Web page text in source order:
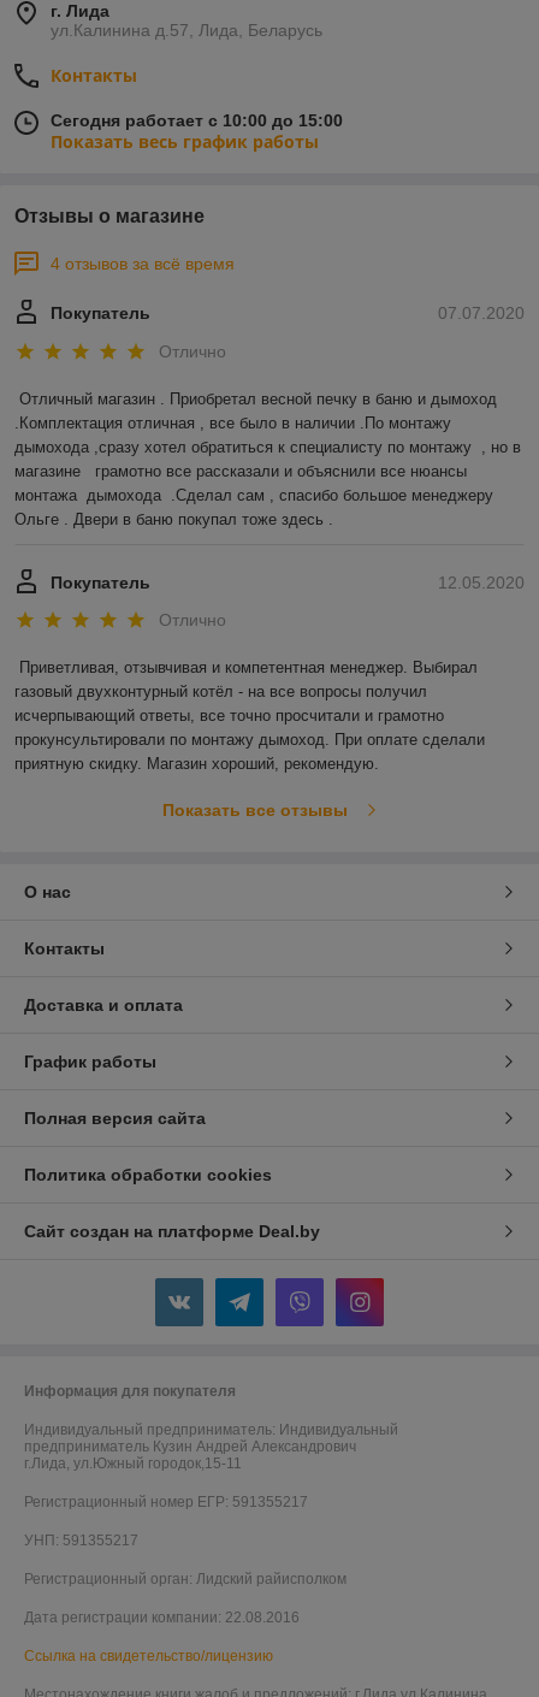
г. Лида
ул.Калинина д.57, Лида, Беларусь
Контакты
Сегодня работает с 10:00 до 15:00
Показать весь график работы
Отзывы о магазине
4 отзывов за всё время
07.07.2020
Покупатель
Отлично
Отличный магазин . Приобретал весной печку в баню и дымоход
.Комплектация отличная , все было в наличии .По монтажу
дымохода ,сразу хотел обратиться к специалисту по монтажу  , но в
магазине   грамотно все рассказали и объяснили все нюансы
монтажа  дымохода  .Сделал сам , спасибо большое менеджеру
Ольге . Двери в баню покупал тоже здесь .
12.05.2020
Покупатель
Отлично
Приветливая, отзывчивая и компетентная менеджер. Выбирал
газовый двухконтурный котёл - на все вопросы получил
исчерпывающий ответы, все точно просчитали и грамотно
прокунсультировали по монтажу дымоход. При оплате сделали
приятную скидку. Магазин хороший, рекомендую.
Показать все отзывы
О нас
Контакты
Доставка и оплата
График работы
Полная версия сайта
Политика обработки cookies
Сайт создан на платформе Deal.by
Информация для покупателя
Индивидуальный предприниматель: Индивидуальный
предприниматель Кузин Андрей Александрович
г.Лида, ул.Южный городок,15-11
Регистрационный номер ЕГР: 591355217
УНП: 591355217
Регистрационный орган: Лидский райисполком
Дата регистрации компании: 22.08.2016
Ссылка на свидетельство/лицензию